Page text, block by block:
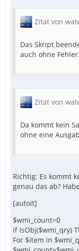
Zitat von
Das Skript
auch ohne Fehler.
Zitat von
Da kommt kein
ohne eine
Richtig: Es kommt
genau das ab?
[autoit]
$wmi_count=0
if IsObj($wmi_qry)
For $item in